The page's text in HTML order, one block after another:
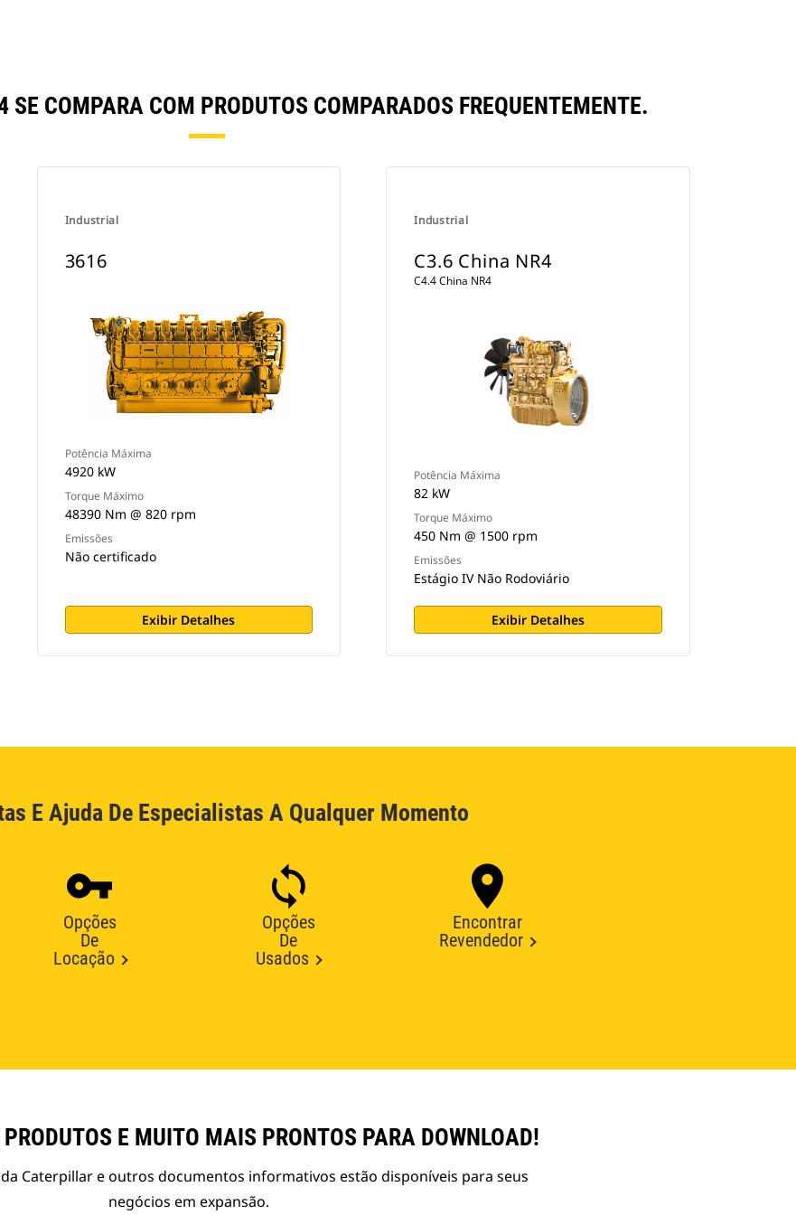
COMPARA COM PRODUTOS COMPARADOS FREQUENTEMENTE.
Industrial
3616
Potência Máxima
4920 kW
Torque Máximo
48390 Nm @ 820 rpm
Emissões
Não certificado
Exibir Detalhes
Industrial
C3.6 China NR4
C4.4 China NR4
Potência Máxima
82 kW
Torque Máximo
450 Nm @ 1500 rpm
Emissões
Estágio IV Não Rodoviário
Exibir Detalhes
E Ajuda De Especialistas A Qualquer Momento
Opções
De
Locação
Opções
De
Usados
Encontrar
Revendedor
PRODUTOS E MUITO MAIS PRONTOS PARA DOWNLOAD!
Caterpillar e outros documentos informativos estão disponíveis para seus
negócios em expansão.